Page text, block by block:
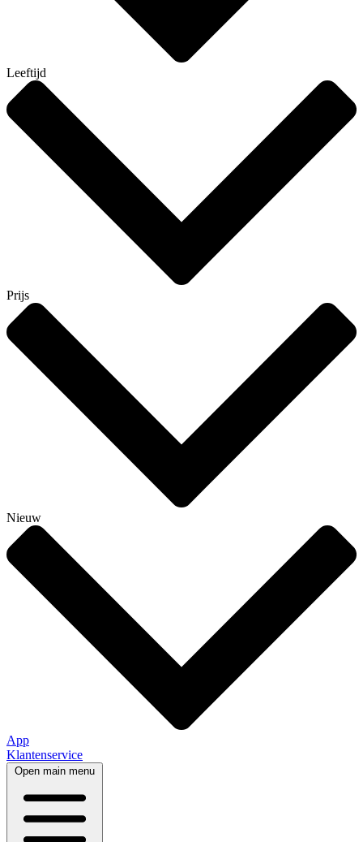
Leeftijd
Prijs
Nieuw
App
Klantenservice
Open main menu